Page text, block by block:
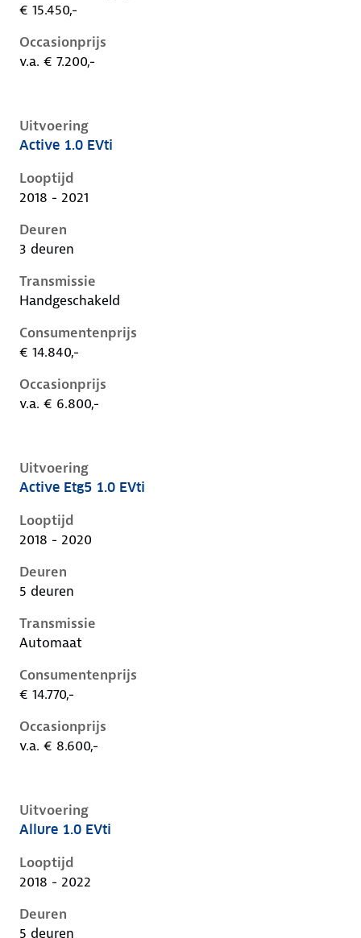
€ 15.450,-
Occasionprijs
v.a. € 7.200,-
Uitvoering
Peugeot 108 i, 1.0 evti, 53 kW, Benzine, 3 deuren
Active 1.0 EVti
Looptijd
2018 - 2021
Deuren
3 deuren
Transmissie
Handgeschakeld
Consumentenprijs
€ 14.840,-
Occasionprijs
v.a. € 6.800,-
Uitvoering
Peugeot 108 i, 1.0 evti, 53 kW, Benzine, 5 deuren
Active Etg5 1.0 EVti
Looptijd
2018 - 2020
Deuren
5 deuren
Transmissie
Automaat
Consumentenprijs
€ 14.770,-
Occasionprijs
v.a. € 8.600,-
Uitvoering
Peugeot 108 i, 1.0 evti, 53 kW, Benzine, 5 deuren
Allure 1.0 EVti
Looptijd
2018 - 2022
Deuren
5 deuren